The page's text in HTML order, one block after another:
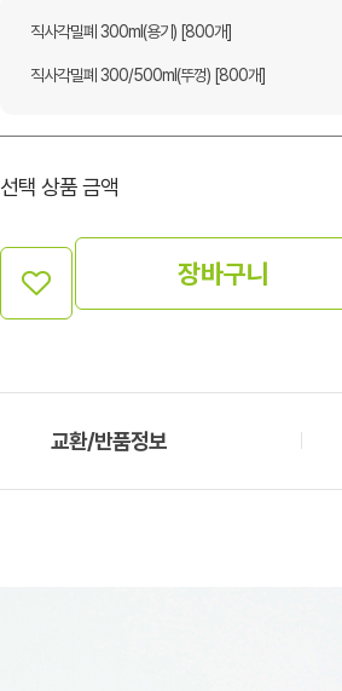
직사각밀폐 300ml(용기) [800개]
직사각밀폐 300/500ml(뚜껑) [800개]
선택 상품 금액
장바구니
교환/반품정보